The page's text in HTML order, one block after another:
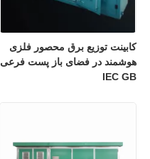
کابینت توزیع برق محصور فلزی
هوشمند در فضای باز پست فرعی
IEC GB